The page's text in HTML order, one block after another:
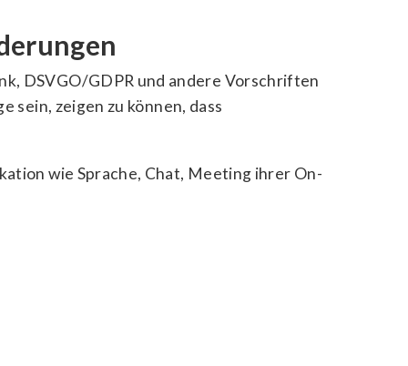
DSVGO/GDPR und andere Vorschriften
sein, zeigen zu können, dass
wie Sprache, Chat, Meeting ihrer On-